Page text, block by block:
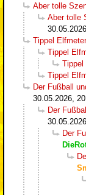
Aber tolle
Aber tolle
Tippel
Tippel
Tippel
Tippel
Der Fußball
30.05.2026,
Der
Der